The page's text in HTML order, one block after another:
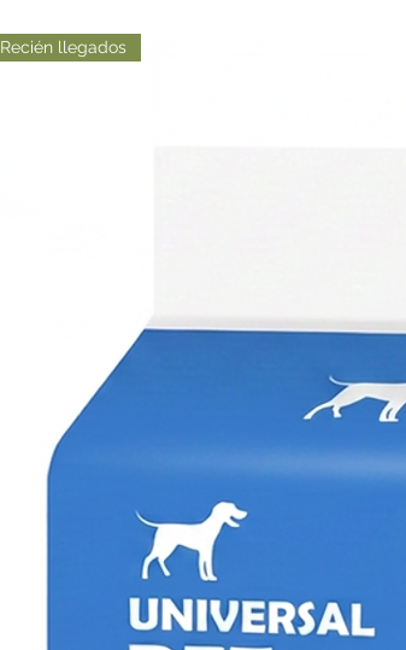
Recién llegados